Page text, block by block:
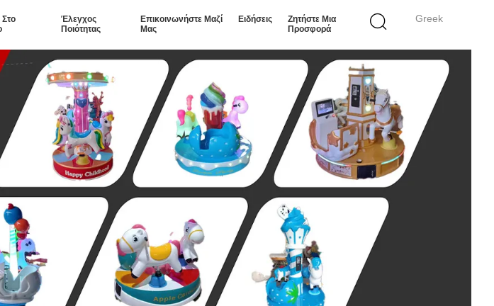
Greek
Στο
Έλεγχος
Ποιότητας
Επικοινωνήστε Μαζί
Μας
Ειδήσεις
Ζητήστε Μια
Προσφορά